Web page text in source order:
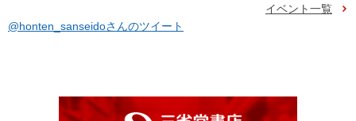
イベント一覧
@honten_sanseidoさんのツイート